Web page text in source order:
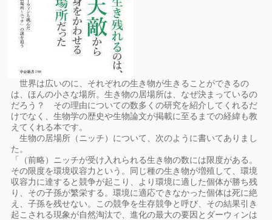
世界は広いのに、それぞれの生き物が生きることができるの
は、ほんの小さな場所。生き物の居場所は、なぜ決まっているの
だろう？ その理由についての数多くの研究を紹介してくれるだ
けでなく、生物学の歴史や生物論文が掲載に至るまでの経緯も教
えてくれる本です。
生物の居場所（ニッチ）について、次のように書いてありまし
た。
「（前略）ニッチが受け入れられる生き物の数には限度がある。
その限度を環境収容力という。同じ種の生き物が増殖して、環境
収容力に達すると競争が起こり、より環境に適した個体が勝ち残
り、その子孫が繁栄する。環境に適応できなかった個体は死に絶
え、子孫を残せない。この競争を生存競争と呼び、その結果引き
起こされる現象が自然淘汰で、進化の最大の要因とダーウィンは